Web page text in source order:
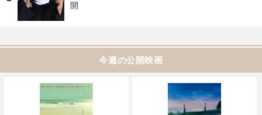
開
今週の公開映画